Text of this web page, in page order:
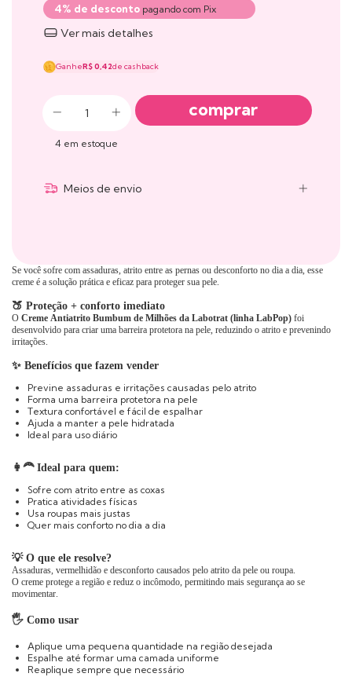
4% de desconto pagando com Pix
Ver mais detalhes
GanheR$ 0,42de cashback
4 em estoque
Meios de envio
Se você sofre com assaduras, atrito entre as pernas ou desconforto no dia a dia, esse
creme é a solução prática e eficaz para proteger sua pele.
🍑 Proteção + conforto imediato
O Creme Antiatrito Bumbum de Milhões da Labotrat (linha LabPop) foi
desenvolvido para criar uma barreira protetora na pele, reduzindo o atrito e prevenindo
irritações.
✨ Benefícios que fazem vender
Previne assaduras e irritações causadas pelo atrito
Forma uma barreira protetora na pele
Textura confortável e fácil de espalhar
Ajuda a manter a pele hidratada
Ideal para uso diário
👩‍🦰 Ideal para quem:
Sofre com atrito entre as coxas
Pratica atividades físicas
Usa roupas mais justas
Quer mais conforto no dia a dia
💡 O que ele resolve?
Assaduras, vermelhidão e desconforto causados pelo atrito da pele ou roupa.
O creme protege a região e reduz o incômodo, permitindo mais segurança ao se
movimentar.
🖐️ Como usar
Aplique uma pequena quantidade na região desejada
Espalhe até formar uma camada uniforme
Reaplique sempre que necessário